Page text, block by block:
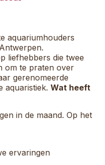
aquariumhouders
liefhebbers die twee
om te praten over
gerenomeerde
aquaristiek.Wat heeft
in de maand. Op het
ervaringen